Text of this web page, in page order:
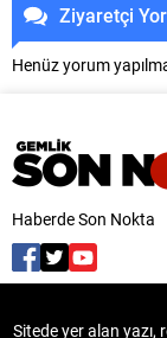
Ziyaretçi
Henüz yorum
Haberde Son Nokta
Sitede yer alan